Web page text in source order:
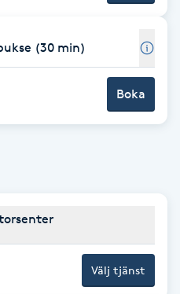
(30 min)
Boka
Välj tjänst